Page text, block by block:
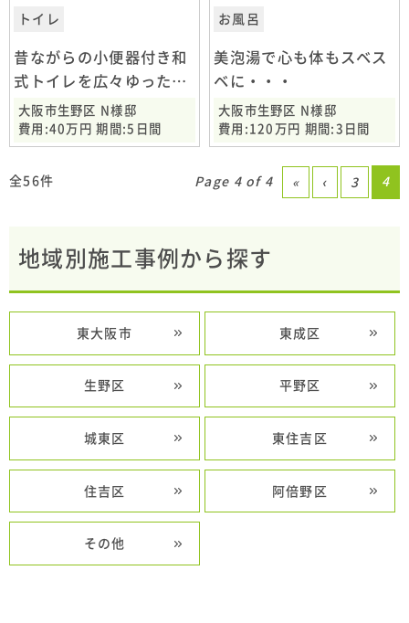
トイレ
昔ながらの小便器付き和
式トイレを広々ゆったり
空間に
大阪市生野区 N様邸
費用:40万円 期間:5日間
お風呂
美泡湯で心も体もスベス
ベに・・・
大阪市生野区 N様邸
費用:120万円 期間:3日間
全56件 Page 4 of 4 « ‹ 3 4
地域別施工事例から探す
東大阪市 東成区
生野区 平野区
城東区 東住吉区
住吉区 阿倍野区
その他